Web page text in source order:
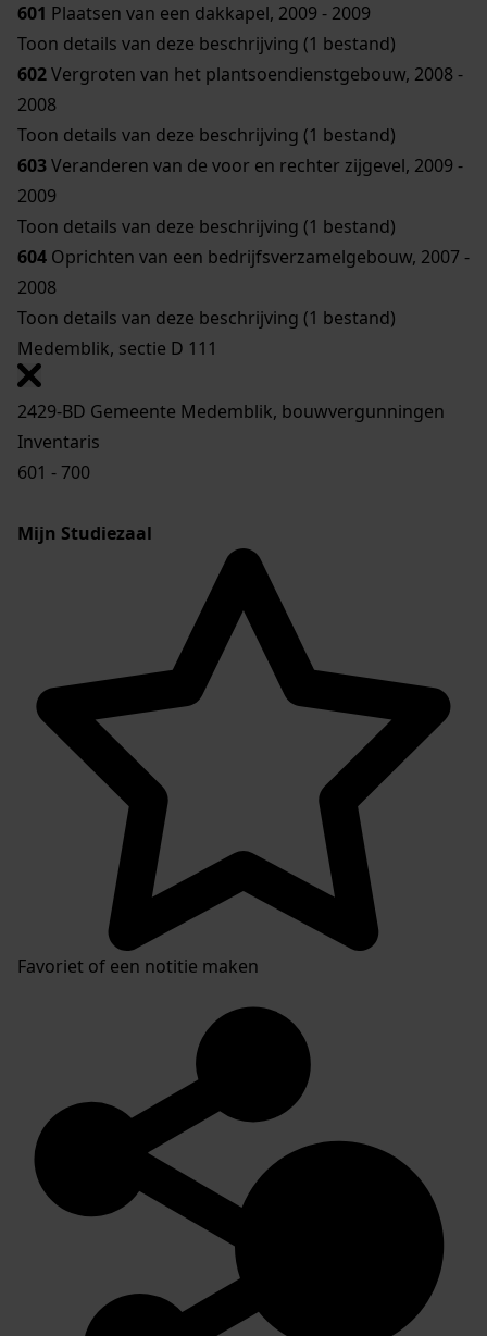
601 Plaatsen van een dakkapel, 2009 - 2009
Toon details van deze beschrijving (1 bestand)
602Vergroten van het plantsoendienstgebouw, 2008 -
2008
Toon details van deze beschrijving (1 bestand)
603Veranderen van de voor en rechter zijgevel, 2009 -
2009
Toon details van deze beschrijving (1 bestand)
604 Oprichten van een bedrijfsverzamelgebouw, 2007 -
2008
Toon details van deze beschrijving (1 bestand)
Medemblik, sectie D 111
2429-BD Gemeente Medemblik, bouwvergunningen
Inventaris
601 - 700
Mijn Studiezaal
Favoriet of een notitie maken